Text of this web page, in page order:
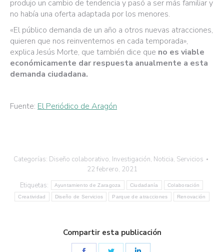
produjo un cambio de tendencia y pasó a ser más familiar y
no había una oferta adaptada por los menores.
«El público demanda de un año a otros nuevas atracciones,
quieren que nos reinventemos en cada temporada»,
explica Jesús Morte, que también dice que no es viable
económicamente dar respuesta anualmente a esta
demanda ciudadana.
Fuente: El Periódico de Aragón
Categorías: Diseño colaborativo, Investigación, Noticia, Servicios
22 febrero, 2021
Etiquetas:
Ayuntamiento de Zaragoza Ciudadanía Colaboración
Creatividad Diseño de Servicios Parque de atracciones Renovación
Compartir esta publicación